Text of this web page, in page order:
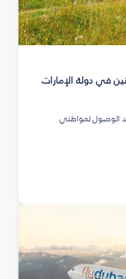
في دولة الإمارات
الوصول لمواطني